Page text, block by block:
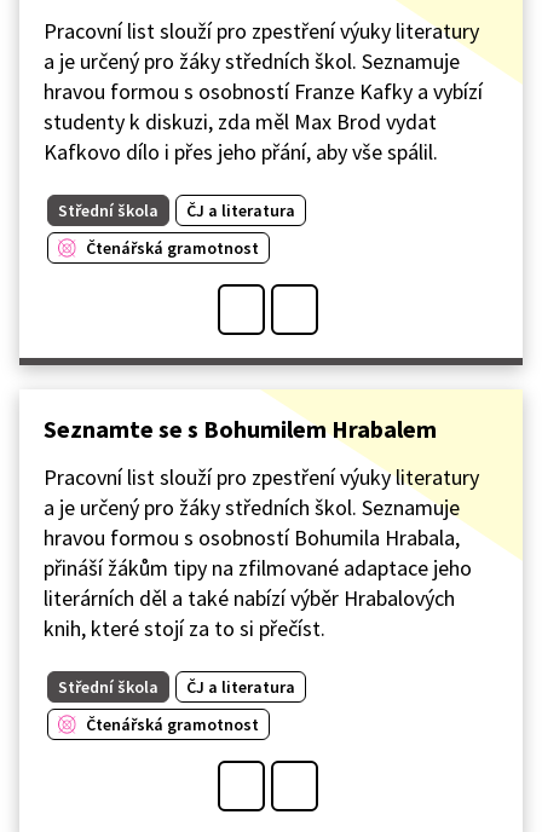
Pracovní list slouží pro zpestření výuky literatury
a je určený pro žáky středních škol. Seznamuje
hravou formou s osobností Franze Kafky a vybízí
studenty k diskuzi, zda měl Max Brod vydat
Kafkovo dílo i přes jeho přání, aby vše spálil.
Střední škola
ČJ a literatura
Čtenářská gramotnost
Seznamte se s Bohumilem Hrabalem
Pracovní list slouží pro zpestření výuky literatury
a je určený pro žáky středních škol. Seznamuje
hravou formou s osobností Bohumila Hrabala,
přináší žákům tipy na zfilmované adaptace jeho
literárních děl a také nabízí výběr Hrabalových
knih, které stojí za to si přečíst.
Střední škola
ČJ a literatura
Čtenářská gramotnost